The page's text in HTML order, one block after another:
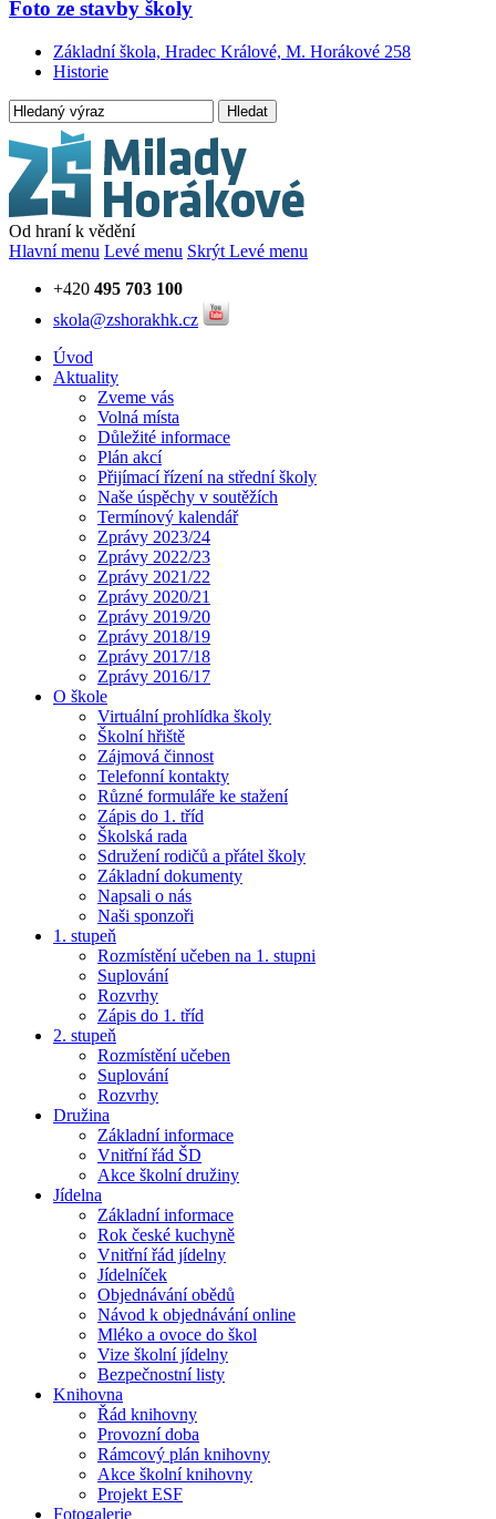
Foto ze stavby školy
Základní škola, Hradec Králové, M. Horákové 258
Historie
Hledat
Od hraní k vědění
Hlavní menu Levé menu Skrýt Levé menu
+420 495 703 100
skola@zshorakhk.cz
Úvod
Aktuality
Zveme vás
Volná místa
Důležité informace
Plán akcí
Přijímací řízení na střední školy
Naše úspěchy v soutěžích
Termínový kalendář
Zprávy 2023/24
Zprávy 2022/23
Zprávy 2021/22
Zprávy 2020/21
Zprávy 2019/20
Zprávy 2018/19
Zprávy 2017/18
Zprávy 2016/17
O škole
Virtuální prohlídka školy
Školní hřiště
Zájmová činnost
Telefonní kontakty
Různé formuláře ke stažení
Zápis do 1. tříd
Školská rada
Sdružení rodičů a přátel školy
Základní dokumenty
Napsali o nás
Naši sponzoři
1. stupeň
Rozmístění učeben na 1. stupni
Suplování
Rozvrhy
Zápis do 1. tříd
2. stupeň
Rozmístění učeben
Suplování
Rozvrhy
Družina
Základní informace
Vnitřní řád ŠD
Akce školní družiny
Jídelna
Základní informace
Rok české kuchyně
Vnitřní řád jídelny
Jídelníček
Objednávání obědů
Návod k objednávání online
Mléko a ovoce do škol
Vize školní jídelny
Bezpečnostní listy
Knihovna
Řád knihovny
Provozní doba
Rámcový plán knihovny
Akce školní knihovny
Projekt ESF
Fotogalerie